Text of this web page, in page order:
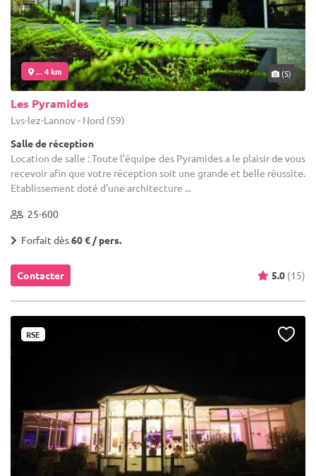
... 4 km (5)
Les Pyramides
Lys-lez-Lannoy - Nord (59)
Salle de réception
Location de salle : Toute l’équipe des Pyramides a le plaisir de vous
recevoir afin que votre réception soit une grande et belle réussite.
Etablissement doté d'une architecture ...
25-600
Forfait dès60 € / pers.
Contacter 5.0 (15)
RSE